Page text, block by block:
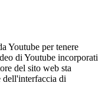
Youtube per tenere
di Youtube incorporati
del sito web sta
dell'interfaccia di